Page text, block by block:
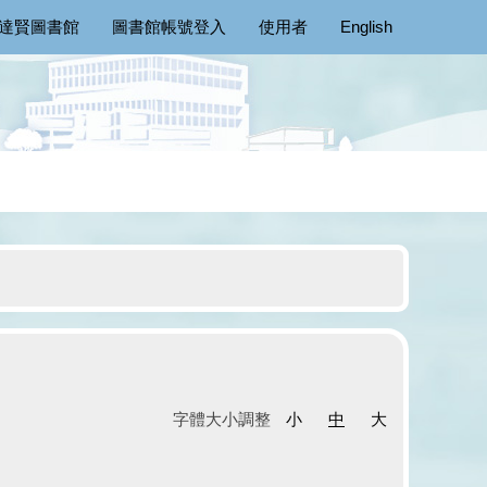
賢圖書館 圖書館帳號登入 使用者 English
字體大小調整 小 中 大